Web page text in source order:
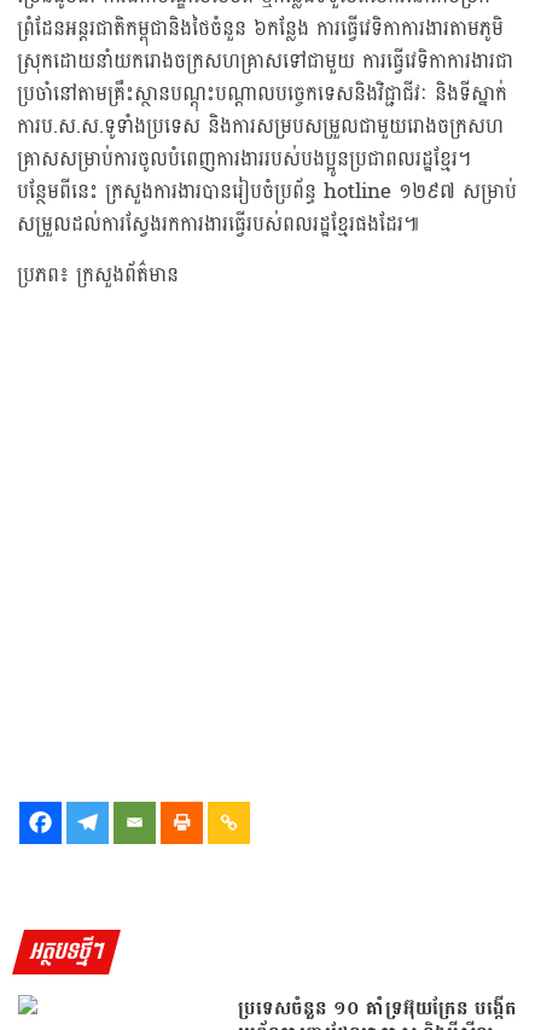
ព្រំដែនអន្តរជាតិកម្ពុជានិងថៃចំនួន ៦កន្លែង ការធ្វើវេទិកាការងារតាមភូមិ
ស្រុកដោយនាំយករោងចក្រសហគ្រាសទៅជាមួយ ការធ្វើវេទិកាការងារជា
ប្រចាំនៅតាមគ្រឹះស្ថានបណ្តុះបណ្តាលបច្ចេកទេសនិងវិជ្ជាជីវៈ និងទីស្នាក់
ការប.ស.ស.ទូទាំងប្រទេស និងការសម្របសម្រួលជាមួយរោងចក្រសហ
គ្រាសសម្រាប់ការចូលបំពេញការងាររបស់បងប្អូនប្រជាពលរដ្ឋខ្មែរ។
បន្ថែមពីនេះ ក្រសួងការងារបានរៀបចំប្រព័ន្ធ hotline ១២៩៧ សម្រាប់
សម្រួលដល់ការស្វែងរកការងារធ្វើរបស់ពលរដ្ឋខ្មែរផងដែរ៕
ប្រភព៖ ក្រសួងព័ត៌មាន
អត្ថបទថ្មីៗ
ប្រទេសចំនួន ១០ គាំទ្រអ៊ុយក្រែន បង្កើត